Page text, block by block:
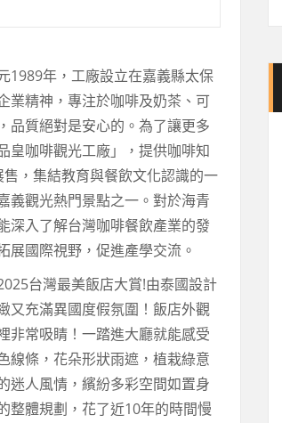
1989年，工廠設立在嘉義縣太保
業精神，專注於咖啡及奶茶、可
品質絕對是安心的。為了讓更多
皇咖啡觀光工廠」，提供咖啡知
，集結教育與餐飲文化認識的一
義觀光熱門景點之一。對於海青
深入了解台灣咖啡餐飲產業的發
展國際視野，促進產學交流。
台灣最美飯店大賞!由泰國設計
又充滿異國度假氛圍！飯店外觀
非常吸睛！一踏進大廳就能感受
線條，花朵形狀雨遮，植栽綠意
迷人風情，繽紛多彩空間如置身
整體規劃，花了近10年的時間慢